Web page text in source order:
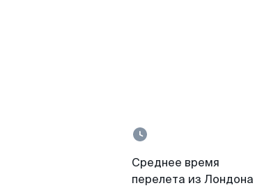
Среднее время
перелета из Лондона